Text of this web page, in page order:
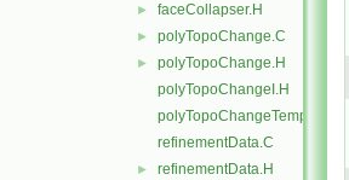
► faceCollapser.H
► polyTopoChange.C
►
polyTopoChange.H
polyTopoChangeI.H
polyTopoChangeTemplates.C
refinementData.C
►
refinementData.H